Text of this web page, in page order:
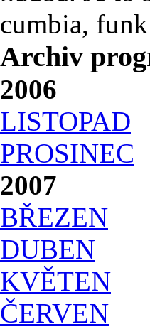
cumbia,
Archiv
2006
LISTOPAD
PROSINEC
2007
BŘEZEN
DUBEN
KVĚTEN
ČERVEN